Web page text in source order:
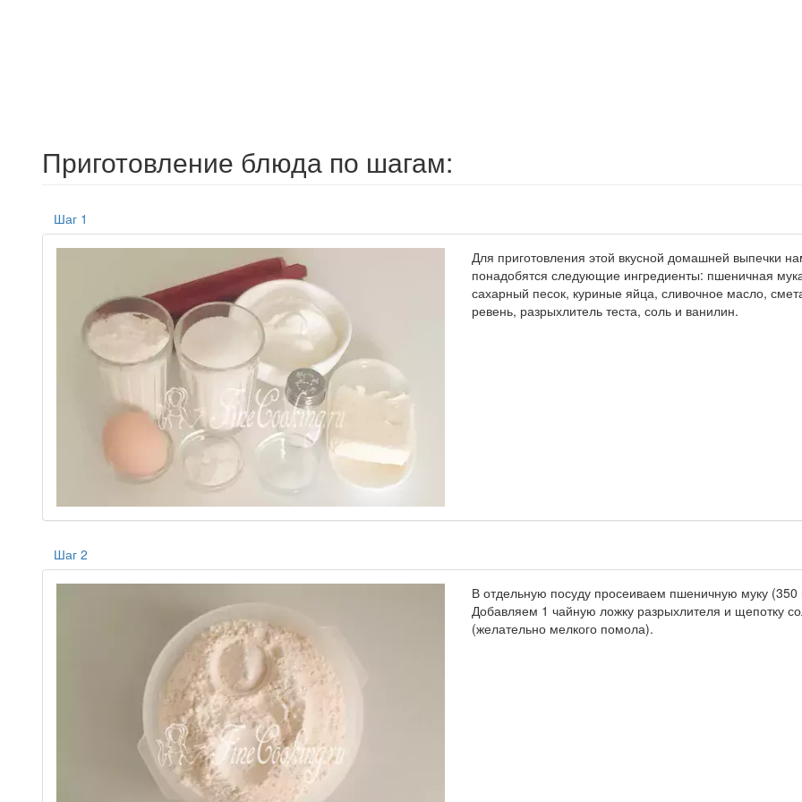
Приготовление блюда по шагам:
Шаг 1
Для приготовления этой вкусной домашней выпечки
понадобятся следующие ингредиенты: пшеничная
сахарный песок, куриные яйца, сливочное масло,
ревень, разрыхлитель теста, соль и ванилин.
Шаг 2
В отдельную посуду просеиваем пшеничную муку (350
Добавляем 1 чайную ложку разрыхлителя и щепотку
(желательно мелкого помола).